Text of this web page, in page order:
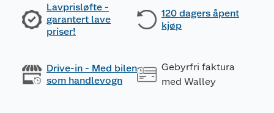
Lavprisløfte -
garantert lave
priser!
120 dagers åpent
kjøp
Drive-in - Med bilen
som handlevogn
Gebyrfri faktura
med Walley